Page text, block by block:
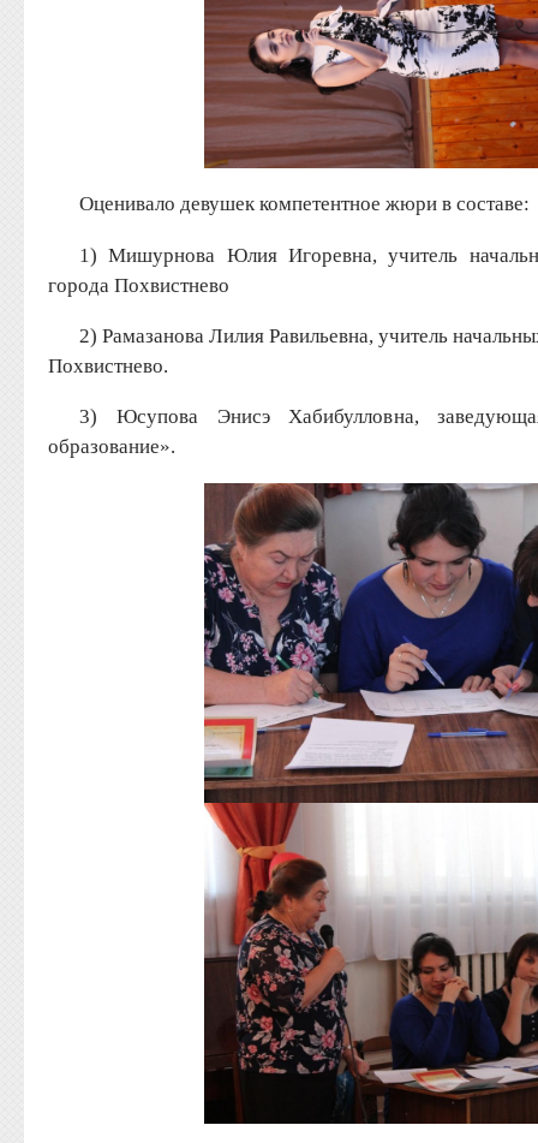
Оценивало девушек компетентное жюри в составе:
1) Мишурнова Юлия Игоревна, учитель
города Похвистнево
2) Рамазанова Лилия Равильевна, учитель
Похвистнево.
3) Юсупова Энисэ Хабибулловна,
образование».